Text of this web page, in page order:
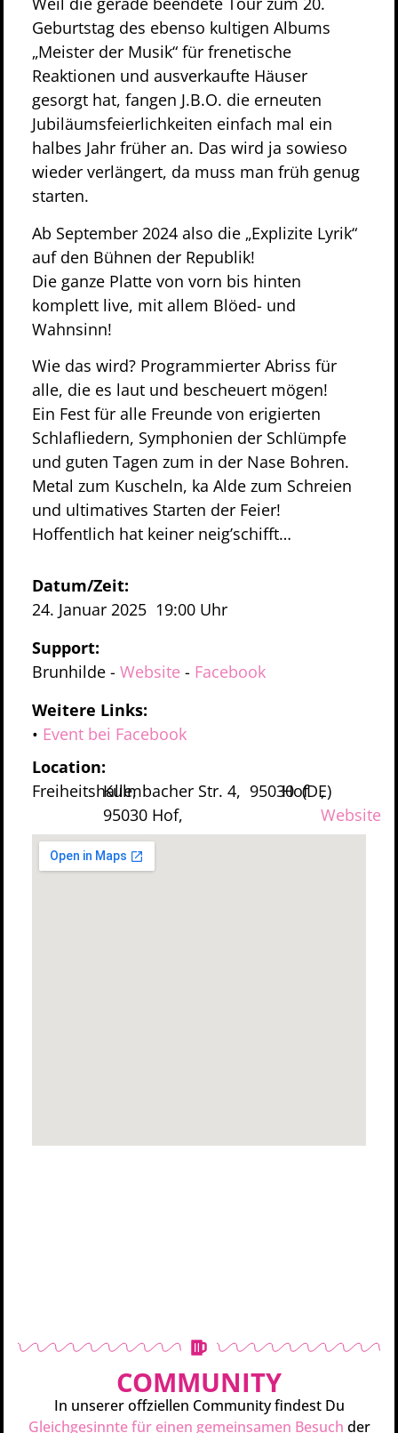
Geburtstag des ebenso kultigen Albums
„Meister der Musik“ für frenetische
Reaktionen und ausverkaufte Häuser
gesorgt hat, fangen J.B.O. die erneuten
Jubiläumsfeierlichkeiten einfach mal ein
halbes Jahr früher an. Das wird ja sowieso
wieder verlängert, da muss man früh genug
starten.
Ab September 2024 also die „Explizite Lyrik“
auf den Bühnen der Republik!
Die ganze Platte von vorn bis hinten
komplett live, mit allem Blöed- und
Wahnsinn!
Wie das wird? Programmierter Abriss für
alle, die es laut und bescheuert mögen!
Ein Fest für alle Freunde von erigierten
Schlafliedern, Symphonien der Schlümpfe
und guten Tagen zum in der Nase Bohren.
Metal zum Kuscheln, ka Alde zum Schreien
und ultimatives Starten der Feier!
Hoffentlich hat keiner neig’schifft…
Datum/Zeit:
24. Januar 2025 19:00 Uhr
Support:
Brunhilde - Website - Facebook
Weitere Links:
• Event bei Facebook
Location:
Freiheitshalle,Kulmbacher Str. 4,
95030 Hof,
95030Hof(DE)
,
Website
COMMUNITY
In unserer offziellen Community findest Du
Gleichgesinnte für einen gemeinsamen Besuch der